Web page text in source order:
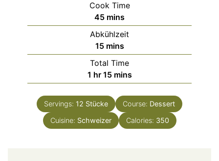
Cook Time
45minutes
mins
Abkühlzeit
15minutes
mins
Total Time
1 hour
hr 15minutes
mins
Servings: 12 Stücke Course: Dessert
Cuisine: Schweizer Calories: 350